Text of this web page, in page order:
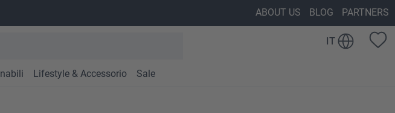
ABOUT US BLOG PARTNERS
IT
Lifestyle & Accessorio Sale